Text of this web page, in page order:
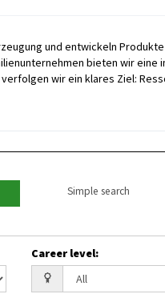
und entwickeln
bieten wir eine
wir ein klares Ziel:
Simple search
Career level: